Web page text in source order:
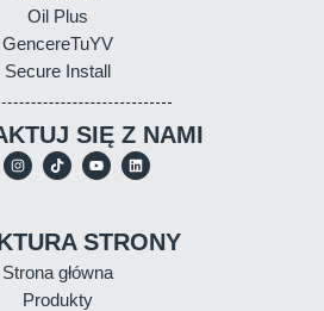
Oil Plus
GencereTuYV
Secure Install
SIĘ Z NAMI
STRONY
Strona główna
Produkty